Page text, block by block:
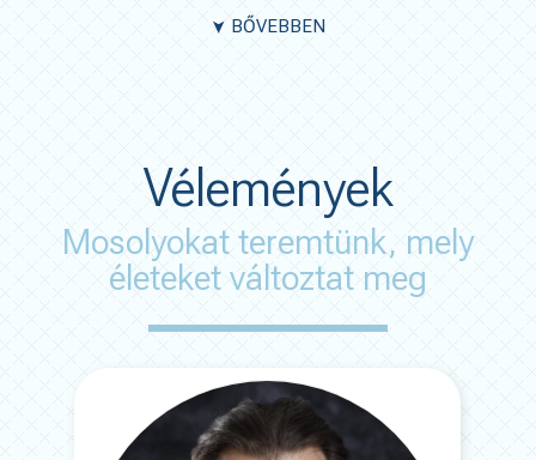
➤ BŐVEBBEN
Vélemények
Mosolyokat teremtünk, mely
életeket változtat meg